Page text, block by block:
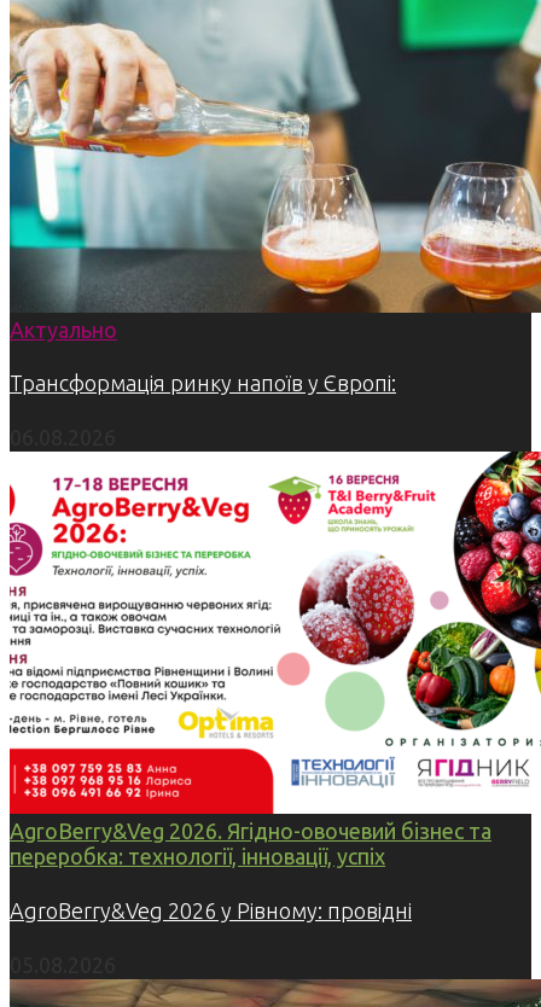
Актуально
Трансформація ринку напоїв у Європі:
AgroBerry&Veg 2026. Ягідно-овочевий бізнес та
переробка: технології, інновації, успіх
AgroBerry&Veg 2026 у Рівному: провідні